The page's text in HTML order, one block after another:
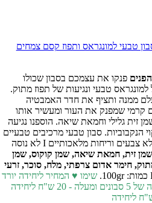
פנקו את עצמכם בסבון שכולו
טבעי ונגיעות של תפוז מתוק.
ממנה ותציף את חדר האמבטיה
קרמי שמפנק את העור ומעשיר אותו
זית גלילי וחמאת שיאה. הוספנו נגיעה
הנקבוביות. סבון טבעי מרכיבים טבעיים
בלבד! ללא SLS | ללא פרבנים | ללא צבעים וריחות מלאכותיים I לא נוסה
זית, חמאת שיאה, שמן קוקוס, שמן
חימר אדום צרפתי, מלח, סוכר, זרעי
שימו ♥ המחיר ליחידה יורד
- 20 ש"ח ליחידה